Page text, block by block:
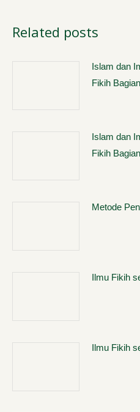
Related posts
Islam dan
Fikih
Islam dan
Fikih
Metode
Ilmu Fikih
Ilmu Fikih